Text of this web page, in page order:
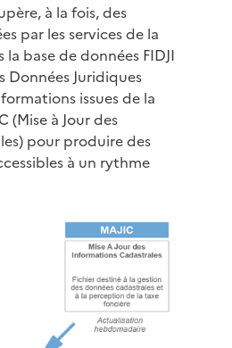
à la fois, des
par les services de la
base de données FIDJI
Données Juridiques
issues de la
(Mise à Jour des
pour produire des
à un rythme